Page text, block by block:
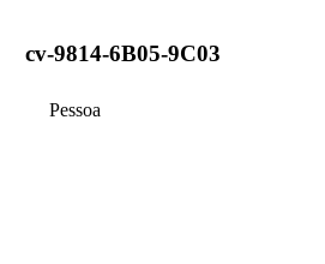
cv-9814-6B05-9C03
Pessoa